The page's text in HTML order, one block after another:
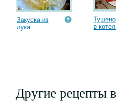
Закуска из
лука
в
Другие рецепты